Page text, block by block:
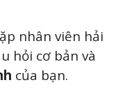
nhân viên hải
hỏi cơ bản và
của bạn.